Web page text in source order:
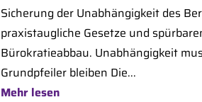
Sicherung der Unabhängigkeit des
praxistaugliche Gesetze und
Bürokratieabbau. Unabhängigkeit
Grundpfeiler bleiben Die...
Mehr lesen